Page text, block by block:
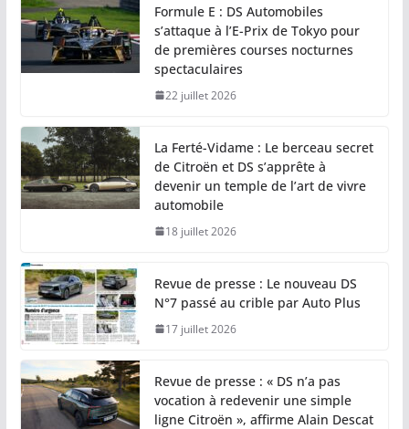
Formule E : DS Automobiles
s’attaque à l’E-Prix de Tokyo pour
de premières courses nocturnes
spectaculaires
22 juillet 2026
La Ferté-Vidame : Le berceau secret
de Citroën et DS s’apprête à
devenir un temple de l’art de vivre
automobile
18 juillet 2026
Revue de presse : Le nouveau DS
N°7 passé au crible par Auto Plus
17 juillet 2026
Revue de presse : « DS n’a pas
vocation à redevenir une simple
ligne Citroën », affirme Alain Descat